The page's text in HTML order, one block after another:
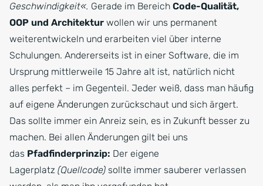
Geschwindigkeit«. Gerade im Bereich Code-Qualität,
OOP und Architektur wollen wir uns permanent
weiterentwickeln und erarbeiten viel über interne
Schulungen. Andererseits ist in einer Software, die im
Ursprung mittlerweile 15 Jahre alt ist, natürlich nicht
alles perfekt – im Gegenteil. Jeder weiß, dass man häufig
auf eigene Änderungen zurückschaut und sich ärgert.
Das sollte immer ein Anreiz sein, es in Zukunft besser zu
machen. Bei allen Änderungen gilt bei uns
das Pfadfinderprinzip: Der eigene
Lagerplatz (Quellcode) sollte immer sauberer verlassen